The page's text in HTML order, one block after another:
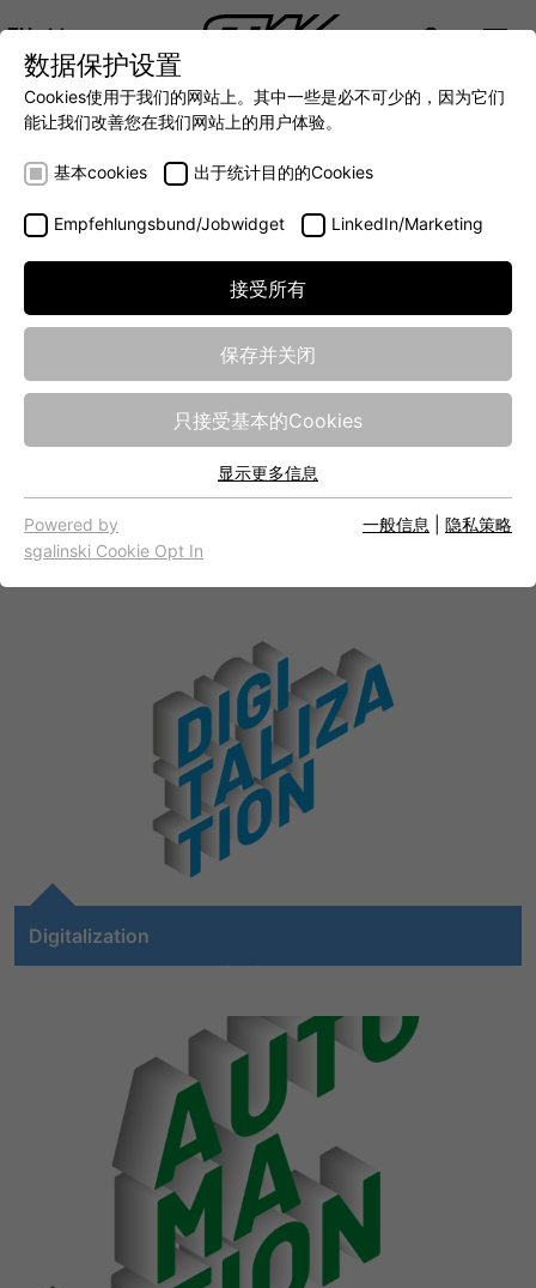
ZH
DEUTSCH (DE)
DIGITALIZATION- 全面连接移动机械世界
AUTOMATION - 全力提升移动机械效率
INTEGRATION -
The STW modular system
concept
At STW, we are experts in the automation and digitization of
mobile machinery. Our modular system concept offers a
variety of compatible products and services that make
innovative functions and systems efficient and intuitive to
implement. Our extensive domain knowledge ensures an
optimal solution for each individual application. In
partnership with machine manufacturers, we support the
integration of our hardware modules into the system
architecture so that innovative machines and functions can
be quickly brought to the market.
Digitalization
The Internet of Things (IoT), Smart Farming or
construction sites, in forestry and agriculture, and in
municipal operations. The increasing digitization of
mobile working machines is a central pillar of these new
processes. Collecting, evaluating and transmitting
operating data is the digital basis on which machine
availability can be optimized and operating processes
automated.
to digitalization
数据保护设置
Cookies使用于我们的网站上。其中一些是必不可少的，因为它们
能让我们改善您在我们网站上的用户体验。
基本cookies 出于统计目的的Cookies
Empfehlungsbund/Jobwidget LinkedIn/Marketing
接受所有
保存并关闭
只接受基本的Cookies
网站的基本功能需要基本cookies，以确保网站正常运行。
名字 cookie_optin
该cookie的设置是存储您的cookie提示设置
出于统计目的的Cookies
这些cookies用于确定访问和访问我们的网站。这为我们提供了
一些信息，说明我们网站的哪些区域受欢迎，哪些区域没有那
么频繁地受访问。基于从中获取的知识，我们可以进一步优化
我们的网站。当然，记录信息是匿名处理的。
_ga
谷歌
寿命
目的
用网站的统计数据。
_gat
谷歌
一天
谷歌分析使用此cookie来帮助降低请求速
度，并将数据收集限制在流量较高的网站
上。
显示cookie信息
Empfehlungsbund/Jobwidget
Diese Cookies werden benötigt, um Stellenanzeigen des
Empfehlungsbundes direkt auf unserer Website
anzuzeigen. Ohne diese Einbindung können die
Empfehlungsbund
1 Jahr
Wird von Empfehlungsbund.de gesetzt,
um die Session des Besuchers für
Bewerbungs- und
Empfehlungsfunktionen zu speichern.
LinkedIn/Marketing
Das LinkedIn Insight Tag wird verwendet, um Besuche und
Aktionen auf unserer Website nachzuverfolgen. Die Daten
helfen uns, die Wirksamkeit von Werbekampagnen zu
messen und interessenbasierte Werbung auf LinkedIn
li_gc 显示cookie信息
显示更多信息
Powered by
sgalinski Cookie Opt In
一般信息 隐私策略